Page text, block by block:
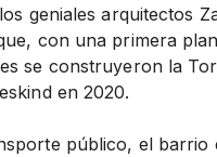
geniales arquitectos
con una primera
se construyeron la
en 2020.
público, el barrio